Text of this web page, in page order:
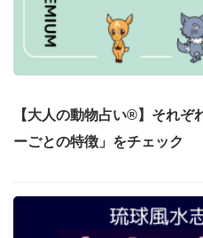
【大人の動物占い®】それぞ
ーごとの特徴」をチェック